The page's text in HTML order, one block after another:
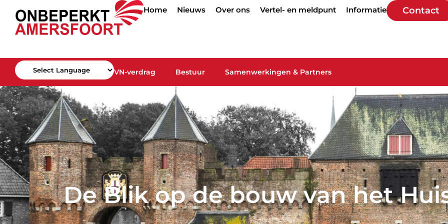
Home Nieuws Over ons Vertel- en meldpunt Informatie Contact
Powered by
VN-verdrag Bestuur Samenwerkingen & Partners
De Blik op de bouw van het